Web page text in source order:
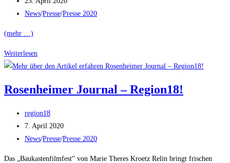
veröffentlicht:
Beitrags-
News/Presse/Presse 2020
(mehr …)
Weiterlesen
Zeitung
Utopia
vom
Autokino
Rosenheimer Journal – Region18!
Beitrags-
Autor:
region18
Beitrag
veröffentlicht:
7. April 2020
Beitrags-
News/Presse/Presse 2020
Das „Baukastenfilmfest“ von Marie Theres Kroetz Relin bringt frischen